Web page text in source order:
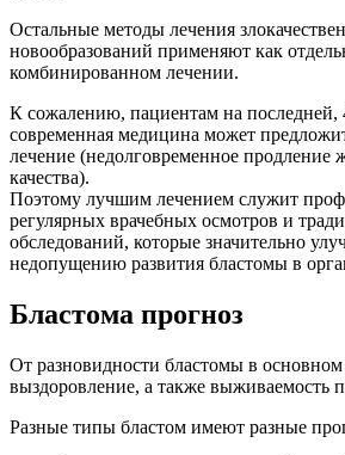
Остальные методы лечения
новообразований применяют как
комбинированном лечении.
К сожалению, пациентам на последней,
современная медицина может
лечение (недолговременное продление
качества).
Поэтому лучшим лечением служит
регулярных врачебных осмотров и
обследований, которые значительно
недопущению развития бластомы в
Бластома прогноз
От разновидности бластомы в основном
выздоровление, а также выживаемость
Разные типы бластом имеют разные